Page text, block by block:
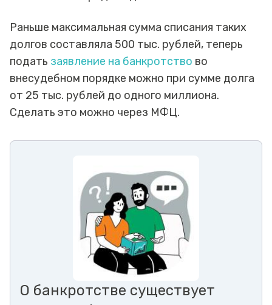
Раньше максимальная сумма списания таких
долгов составляла 500 тыс. рублей, теперь
подать заявление на банкротство во
внесудебном порядке можно при сумме долга
от 25 тыс. рублей до одного миллиона.
Сделать это можно через МФЦ.
О банкротстве существует